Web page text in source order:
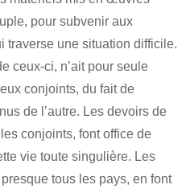
pour subvenir aux
traverse une situation difficile.
ceux-ci, n’ait pour seule
conjoints, du fait de
de l’autre. Les devoirs de
conjoints, font office de
vie toute singulière. Les
tous les pays, en font